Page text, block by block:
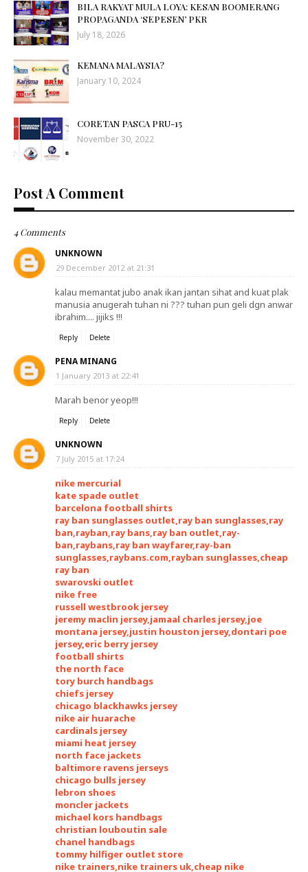
BILA RAKYAT MULA LOYA: KESAN BOOMERANG
PROPAGANDA ‘SEPESEN’ PKR
July 18, 2026
KEMANA MALAYSIA?
January 10, 2024
CORETAN PASCA PRU-15
November 30, 2022
Post A Comment
4 Comments
UNKNOWN
29 December 2012 at 21:31
kalau memantat jubo anak ikan jantan sihat and kuat plak
manusia anugerah tuhan ni ??? tuhan pun geli dgn anwar
ibrahim.... jijiks !!!
Reply Delete
PENA MINANG
1 January 2013 at 22:41
Marah benor yeop!!!
Reply Delete
UNKNOWN
7 July 2015 at 17:24
nike mercurial
kate spade outlet
barcelona football shirts
ray ban sunglasses outlet,ray ban sunglasses,ray
ban,rayban,ray bans,ray ban outlet,ray-
ban,raybans,ray ban wayfarer,ray-ban
sunglasses,raybans.com,rayban sunglasses,cheap
ray ban
swarovski outlet
nike free
russell westbrook jersey
jeremy maclin jersey,jamaal charles jersey,joe
montana jersey,justin houston jersey,dontari poe
jersey,eric berry jersey
football shirts
the north face
tory burch handbags
chiefs jersey
chicago blackhawks jersey
nike air huarache
cardinals jersey
miami heat jersey
north face jackets
baltimore ravens jerseys
chicago bulls jersey
lebron shoes
moncler jackets
michael kors handbags
christian louboutin sale
chanel handbags
tommy hilfiger outlet store
nike trainers,nike trainers uk,cheap nike